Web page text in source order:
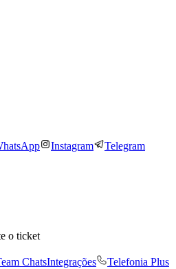
Instagram Telegram
o ticket
ChatsIntegrações
Telefonia Plus